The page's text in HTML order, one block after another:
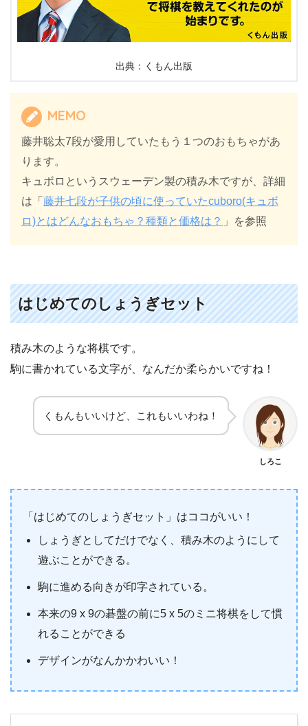
出典：くもん出版
MEMO
藤井聡太7段が愛用していたもう１つのおもちゃがあ
ります。
キュボロというスウェーデン製の積み木ですが、詳細
は「 藤井七段が子供の頃に使っていたcuboro(キュボ
ロ)とはどんなおもちゃ？種類と価格は？ 」を参照
はじめてのしょうぎセット
積み木のような将棋です。
駒に書かれている文字が、なんだか柔らかいですね！
くもんもいいけど、これもいいわね！
しろこ
「はじめてのしょうぎセット」はココがいい！
しょうぎとしてだけでなく、積み木のようにして
遊ぶことができる。
駒に進める向きが印字されている。
本来の9 x 9の碁盤の前に5 x 5のミニ将棋をして慣
れることができる
デザインがなんかかわいい！